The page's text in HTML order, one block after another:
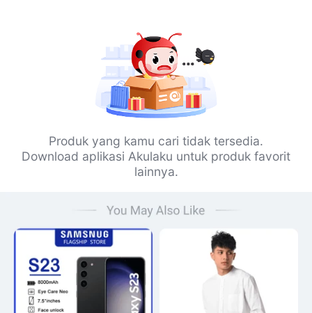
Produk yang kamu cari tidak tersedia.
Download aplikasi Akulaku untuk produk favorit
lainnya.